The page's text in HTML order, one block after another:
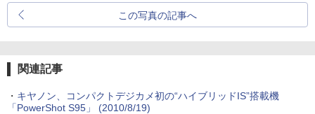
この写真の記事へ
関連記事
・ キヤノン、コンパクトデジカメ初の“ハイブリッドIS”搭載機
「PowerShot S95」 (2010/8/19)